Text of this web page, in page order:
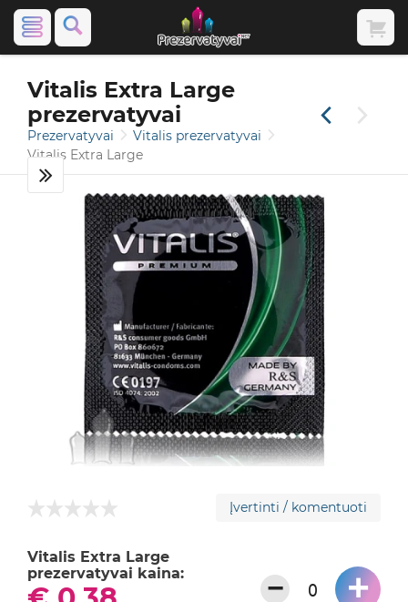
Vitalis Extra Large
prezervatyvai
Prezervatyvai
Vitalis prezervatyvai
Vitalis Extra Large
Įvertinti / komentuoti
Vitalis Extra Large
prezervatyvai kaina:
− +